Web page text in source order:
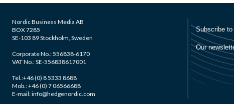
Nordic Business Media AB
BOX 7285
SE-103 89 Stockholm, Sweden
Corporate No.: 556838-6170
VAT No.: SE-556838617001
Tel.:+46 (0) 8 5333 8688
Mob.: +46 (0) 7 06566688
E-mail: info@hedgenordic.com